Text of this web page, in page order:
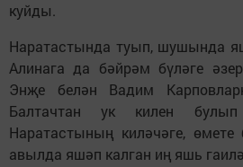
куйды.
Наратастында туып, шушында
Алинага да бәйрәм бүләге
Энҗе белән Вадим
Балтачтан ук килен
Наратастының киләчәге, өмете
авылда яшәп калган иң яшь